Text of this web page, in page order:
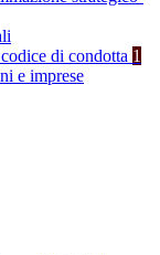
di condotta 1
e imprese